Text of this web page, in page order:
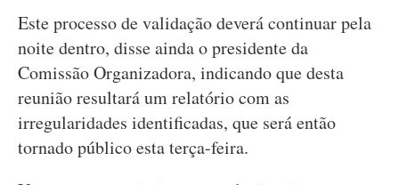
Este processo de validação deverá continuar pela
noite dentro, disse ainda o presidente da
Comissão Organizadora, indicando que desta
reunião resultará um relatório com as
irregularidades identificadas, que será então
tornado público esta terça-feira.